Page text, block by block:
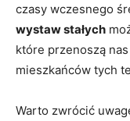
czasy wczesnego
wystaw stałych
które przenoszą
mieszkańców tych
Warto ‍zwrócić